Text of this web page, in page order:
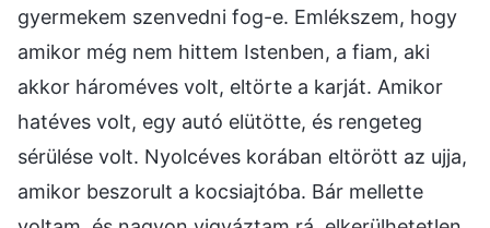
gyermekem szenvedni fog-e. Emlékszem, hogy
amikor még nem hittem Istenben, a fiam, aki
akkor hároméves volt, eltörte a karját. Amikor
hatéves volt, egy autó elütötte, és rengeteg
sérülése volt. Nyolcéves korában eltörött az ujja,
amikor beszorult a kocsiajtóba. Bár mellette